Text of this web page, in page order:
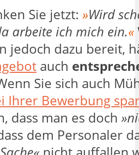
Sie jetzt: »Wird
arbeite ich mich ein.«
jedoch dazu bereit,
auch
Sie sich auch
Ihrer Bewerbung
dass man es doch
dem Personaler